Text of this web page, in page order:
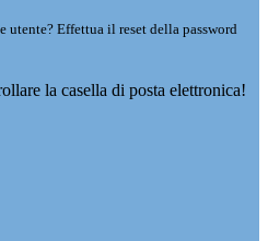
utente? Effettua il reset della password
la casella di posta elettronica!